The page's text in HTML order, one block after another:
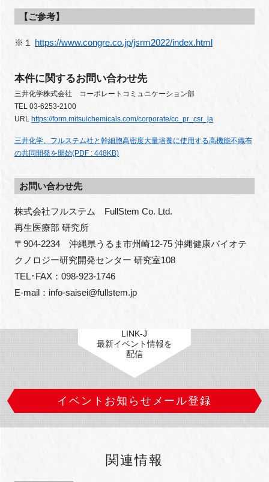
【ご参考】
※１ https://www.congre.co.jp/jsrm2022/index.html
本件に関するお問い合わせ先
三井化学株式会社 コーポレートコミュニケーション部
TEL 03-6253-2100
URL https://form.mitsuichemicals.com/corporate/cc_pr_csr_ja
三井化学、フルステム社と幹細胞高密度大量培養に使用する高機能不織布
の共同開発を開始(PDF : 448KB)
お問い合わせ先
株式会社フルステム　FullStem Co. Ltd.
再生医療部 研究所
〒904-2234　沖縄県うるま市州崎12-75 沖縄健康バイオテ
クノロジー研究開発センター 研究室108
TEL･FAX：098-923-1746
E-mail：info-saisei@fullstem.jp
LINK-J
最新イベント情報を
配信
イベントお知らせメール登録
関連情報